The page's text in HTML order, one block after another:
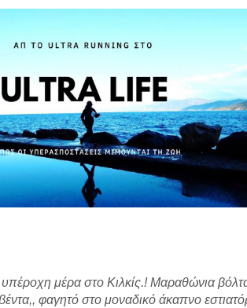
μέρα στο Κιλκίς.! Μαραθώνια
φαγητό στο μοναδικό άκαπνο